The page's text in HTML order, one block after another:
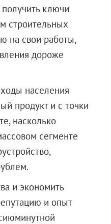
ключи
строительных
на свои работы,
дороже
населения
продукт и с точки
насколько
сегменте
и экономить
и опыт